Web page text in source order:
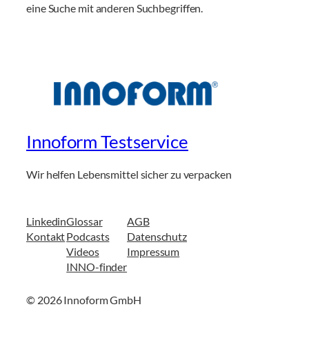
eine Suche mit anderen Suchbegriffen.
Innoform Testservice
Wir helfen Lebensmittel sicher zu verpacken
Linkedin
Kontakt
Glossar
Podcasts
Videos
INNO-finder
AGB
Datenschutz
Impressum
© 2026 Innoform GmbH